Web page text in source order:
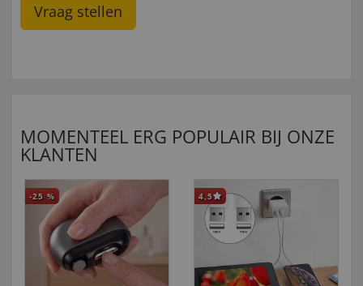
Vraag stellen
MOMENTEEL ERG POPULAIR BIJ ONZE
KLANTEN
-25 % 4,5